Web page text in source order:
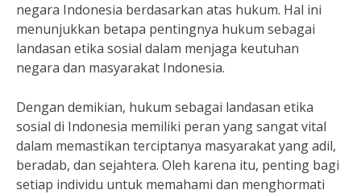
negara Indonesia berdasarkan atas hukum. Hal ini
menunjukkan betapa pentingnya hukum sebagai
landasan etika sosial dalam menjaga keutuhan
negara dan masyarakat Indonesia.
Dengan demikian, hukum sebagai landasan etika
sosial di Indonesia memiliki peran yang sangat vital
dalam memastikan terciptanya masyarakat yang adil,
beradab, dan sejahtera. Oleh karena itu, penting bagi
setiap individu untuk memahami dan menghormati